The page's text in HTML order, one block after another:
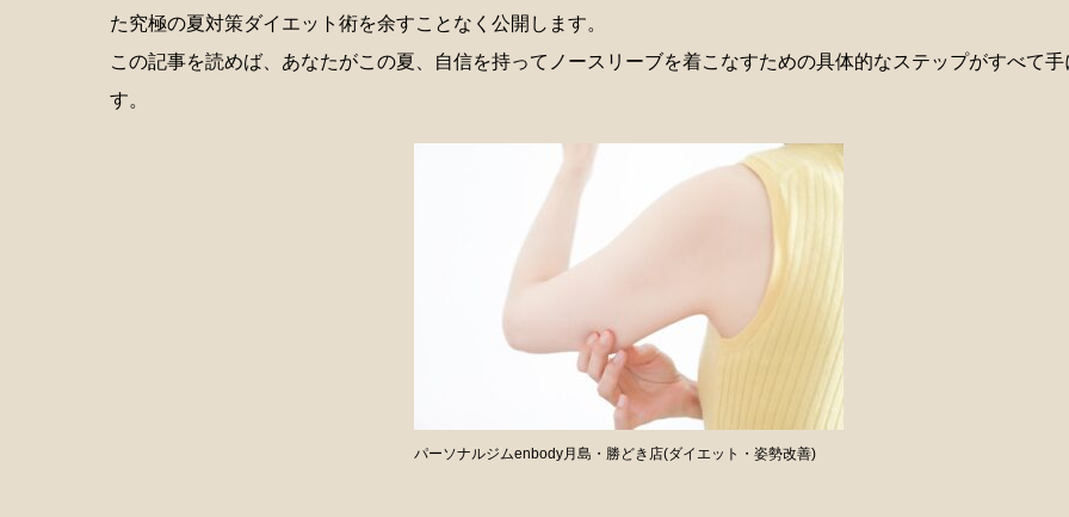
た究極の夏対策ダイエット術を余すことなく公開します。
この記事を読めば、あなたがこの夏、自信を持ってノースリーブを着こなすための具体的なステップがすべて
す。
パーソナルジムenbody月島・勝どき店(ダイエット・姿勢改善)